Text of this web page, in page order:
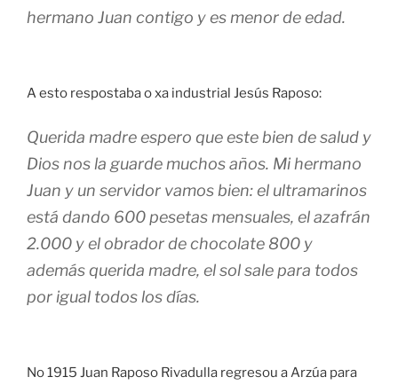
hermano Juan contigo y es menor de edad.
A esto respostaba o xa industrial Jesús Raposo:
Querida madre espero que este bien de salud y
Dios nos la guarde muchos años. Mi hermano
Juan y un servidor vamos bien: el ultramarinos
está dando 600 pesetas mensuales, el azafrán
2.000 y el obrador de chocolate 800 y
además querida madre, el sol sale para todos
por igual todos los días.
No 1915 Juan Raposo Rivadulla regresou a Arzúa para